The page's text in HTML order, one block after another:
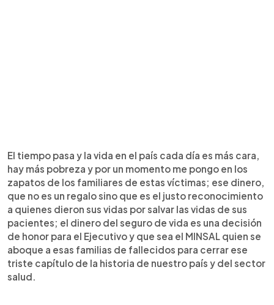
El tiempo pasa y la vida en el país cada día es más cara,
hay más pobreza y por un momento me pongo en los
zapatos de los familiares de estas víctimas; ese dinero,
que no es un regalo sino que es el justo reconocimiento
a quienes dieron sus vidas por salvar las vidas de sus
pacientes; el dinero del seguro de vida es una decisión
de honor para el Ejecutivo y que sea el MINSAL quien se
aboque a esas familias de fallecidos para cerrar ese
triste capítulo de la historia de nuestro país y del sector
salud.